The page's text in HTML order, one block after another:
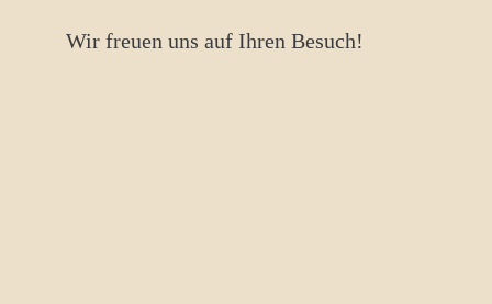
Wir freuen uns auf Ihren Besuch!